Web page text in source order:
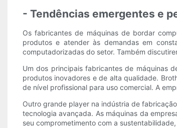
- Tendências emergentes e
Os fabricantes de máquinas de bordar
produtos e atender às demandas em
computadorizadas do setor. Também
Um dos principais fabricantes de máquinas
produtos inovadores e de alta qualidade.
de nível profissional para uso comercial. A
Outro grande player na indústria de
tecnologia avançada. As máquinas da
seu comprometimento com a